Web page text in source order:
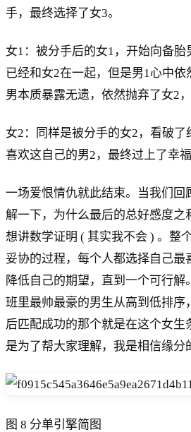
手，最终选择了女3。
女1：被分手后的女1，开始向备胎
已经和女2在一起，但是男1心中
男本质暴露无遗，依然抛弃了女2
女2：同样是被分手的女2，看破
喜欢这自己的男2，最终过上了幸福
一场爱恨情仇就此结束。当我们回
解一下，为什么最后的总好感度之
想讲数学证明 ( 其实我不会 ) 。整
妥协的过程，每个人都选择自己最
降低自己的期望，直到一个可行
班里最帅最豪的男生从高到低排序
后匹配成功的那个就是在这个女生
是为了帮大家理解，我是相信缘分
图 8 分单引擎简图